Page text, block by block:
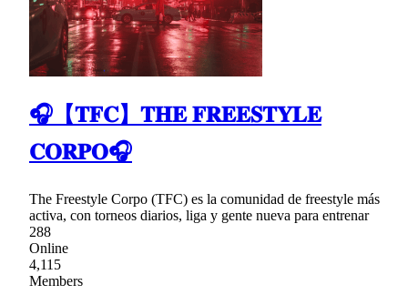
🎧【𝐓𝐅𝐂】𝐓𝐇𝐄 𝐅𝐑𝐄𝐄𝐒𝐓𝐘𝐋𝐄
𝐂𝐎𝐑𝐏𝐎🎧
The Freestyle Corpo (TFC) es la comunidad de freestyle más
activa, con torneos diarios, liga y gente nueva para entrenar
288
Online
4,115
Members